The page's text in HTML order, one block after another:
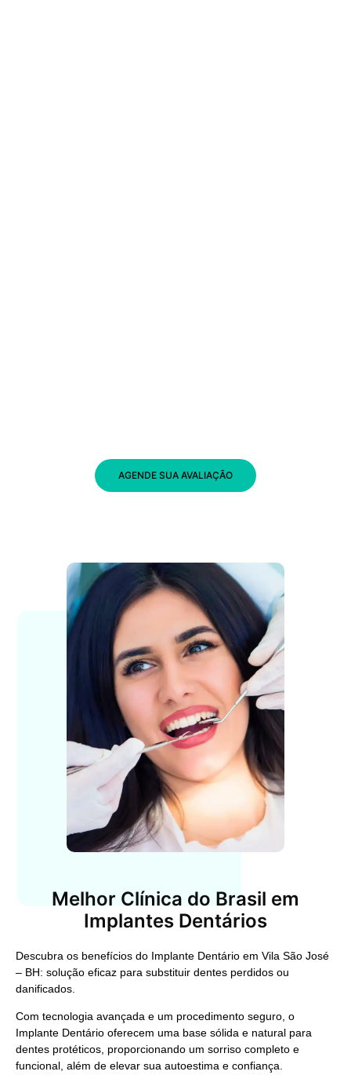
AGENDE SUA AVALIAÇÃO
Melhor Clínica do Brasil em
Implantes Dentários
Descubra os benefícios do Implante Dentário em Vila São José
– BH: solução eficaz para substituir dentes perdidos ou
danificados.
Com tecnologia avançada e um procedimento seguro, o
Implante Dentário oferecem uma base sólida e natural para
dentes protéticos, proporcionando um sorriso completo e
funcional, além de elevar sua autoestima e confiança.